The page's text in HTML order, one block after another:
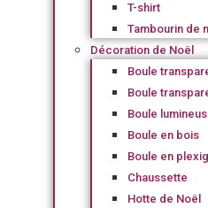
T-shirt
Tambourin de
Décoration de Noël
Boule
Boule
Boule
Boule en bois
Boule en
Chaussette
Hotte de Noël